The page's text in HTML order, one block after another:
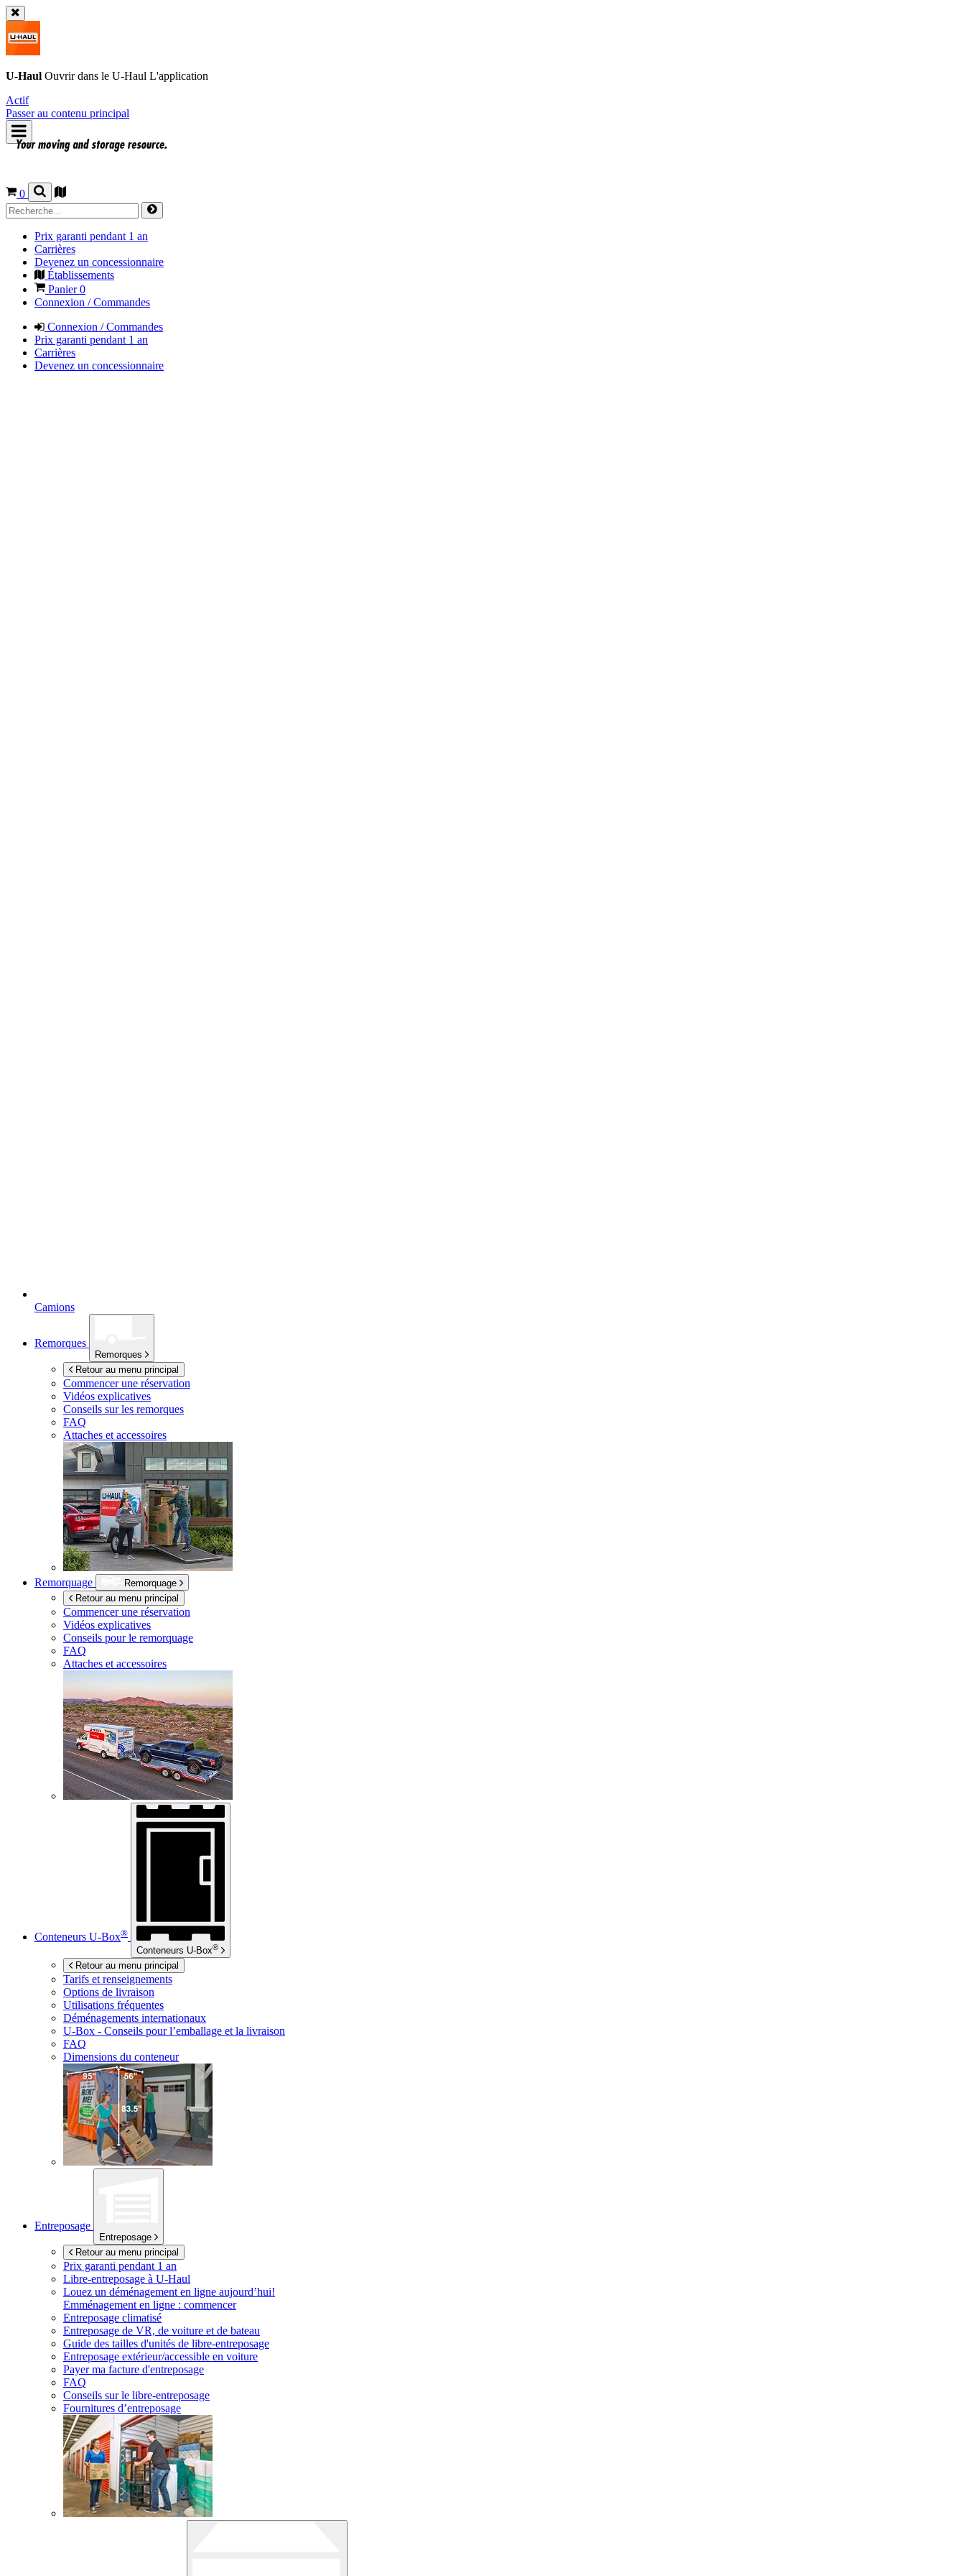
U-Haul Ouvrir dans le U-Haul L'application
Actif
Passer au contenu principal
0
Prix garanti pendant 1 an
Carrières
Devenez un concessionnaire
Établissements
Panier0
Connexion / Commandes
Connexion / Commandes
Prix garanti pendant 1 an
Carrières
Devenez un concessionnaire
Camions
Remorques
Remorques
Retour au menu principal
Commencer une réservation
Vidéos explicatives
Conseils sur les remorques
FAQ
Attaches et accessoires
Remorquage
Remorquage
Retour au menu principal
Commencer une réservation
Vidéos explicatives
Conseils pour le remorquage
FAQ
Attaches et accessoires
Conteneurs U-Box®
Conteneurs U-Box®
Retour au menu principal
Tarifs et renseignements
Options de livraison
Utilisations fréquentes
Déménagements internationaux
U-Box - Conseils pour l’emballage et la livraison
FAQ
Dimensions du conteneur
Entreposage
Entreposage
Retour au menu principal
Prix garanti pendant 1 an
Libre-entreposage à U-Haul
Louez un déménagement en ligne aujourd’hui!
Emménagement en ligne : commencer
Entreposage climatisé
Entreposage de VR, de voiture et de bateau
Guide des tailles d'unités de libre-entreposage
Entreposage extérieur/accessible en voiture
Payer ma facture d'entreposage
FAQ
Conseils sur le libre-entreposage
Fournitures d’entreposage